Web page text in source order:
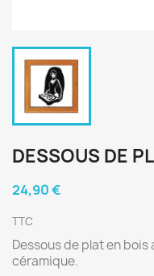
DESSOUS DE
24,90 €
TTC
Dessous de plat en
céramique.